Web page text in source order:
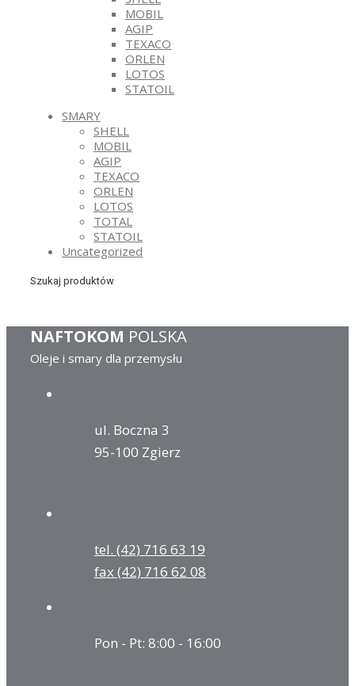
MOBIL
AGIP
TEXACO
ORLEN
LOTOS
STATOIL
SMARY
SHELL
MOBIL
AGIP
TEXACO
ORLEN
LOTOS
TOTAL
STATOIL
Uncategorized
Szukaj produktów
NAFTOKOM POLSKA
Oleje i smary dla przemysłu
ul. Boczna 3
95-100 Zgierz
tel. (42) 716 63 19
fax (42) 716 62 08
Pon - Pt: 8:00 - 16:00